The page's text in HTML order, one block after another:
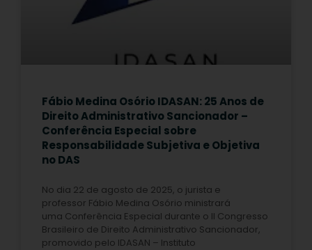
Fábio Medina Osório IDASAN: 25 Anos de
Direito Administrativo Sancionador –
Conferência Especial sobre
Responsabilidade Subjetiva e Objetiva
no DAS
No dia 22 de agosto de 2025, o jurista e
professor Fábio Medina Osório ministrará
uma Conferência Especial durante o II Congresso
Brasileiro de Direito Administrativo Sancionador,
promovido pelo IDASAN – Instituto